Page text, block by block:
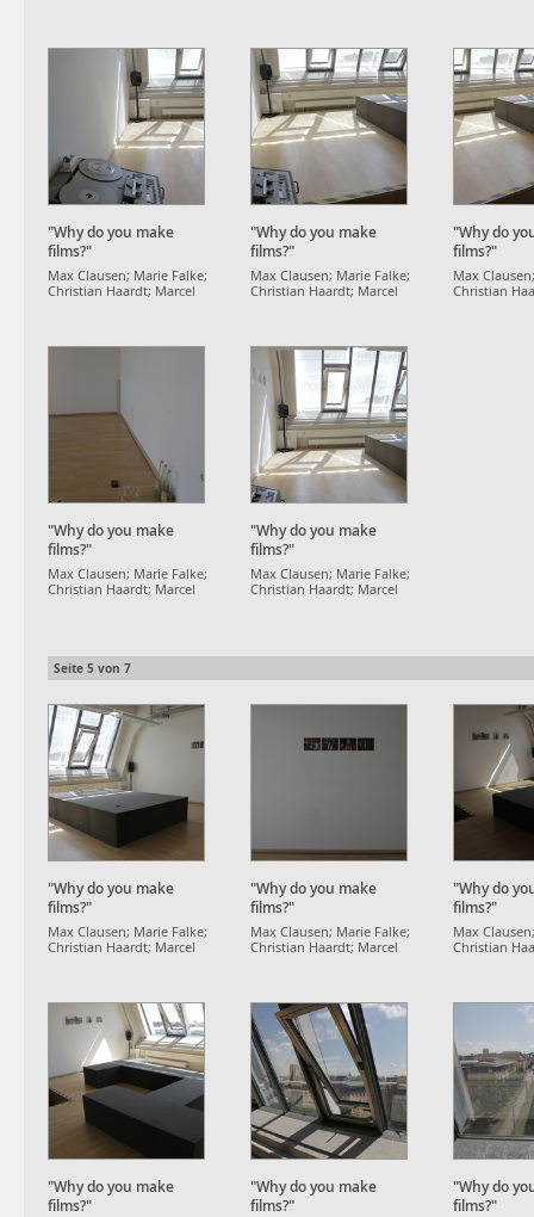
"Why do you make
films?"
Max Clausen; Marie Falke;
Christian Haardt; Marcel
"Why do you make
films?"
Max Clausen; Marie Falke;
Christian Haardt; Marcel
"Why do
films?"
Max
Christian
"Why do you make
films?"
Max Clausen; Marie Falke;
Christian Haardt; Marcel
"Why do you make
films?"
Max Clausen; Marie Falke;
Christian Haardt; Marcel
Seite 5 von 7
"Why do you make
films?"
Max Clausen; Marie Falke;
Christian Haardt; Marcel
"Why do you make
films?"
Max Clausen; Marie Falke;
Christian Haardt; Marcel
"Why do
films?"
Max
Christian
"Why do you make
films?"
"Why do you make
films?"
"Why do
films?"